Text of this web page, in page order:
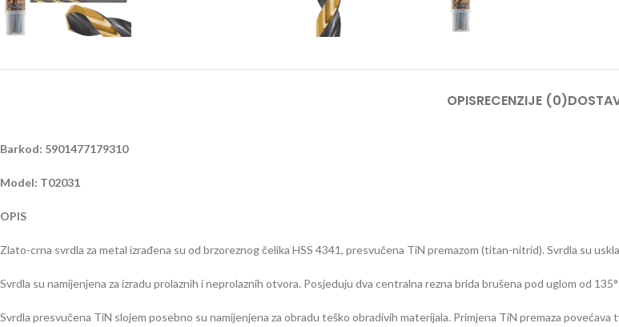
OPISRECENZIJE (0)
Barkod: 5901477179310
Model: T02031
OPIS
Zlato-crna svrdla za metal izrađena su od brzoreznog čelika HSS 4341, presvučena TiN premazom (titan-nitrid). Svrdla su
Svrdla su namijenjena za izradu prolaznih i neprolaznih otvora. Posjeduju dva centralna rezna brida brušena pod uglom od
Svrdla presvučena TiN slojem posebno su namijenjena za obradu teško obradivih materijala. Primjena TiN premaza